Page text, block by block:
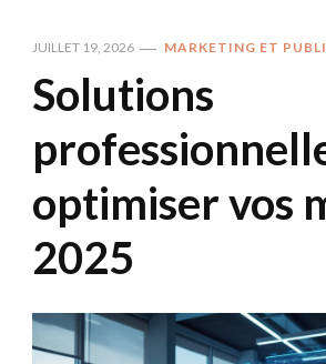
JUILLET 19, 2026 MARKETING ET
Solutions
optimiser vos
2025